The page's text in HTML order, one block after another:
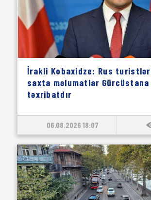
İrakli Kobaxidze: Rus
saxta məlumatlar Gürcüstana
təxribatdır
06.08.2026 18:07